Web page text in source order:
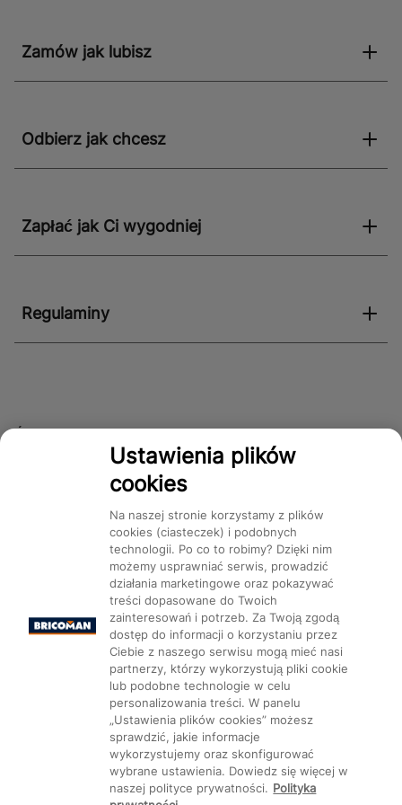
Zamów jak lubisz
Odbierz jak chcesz
Zapłać jak Ci wygodniej
Regulaminy
Śledź nas!
Mapa Strony: Kategorie Produkty Marki CMS
Ustawienia plików cookie
Ustawienia plików
cookies
Na naszej stronie korzystamy z plików
cookies (ciasteczek) i podobnych
technologii. Po co to robimy? Dzięki nim
możemy usprawniać serwis, prowadzić
działania marketingowe oraz pokazywać
treści dopasowane do Twoich
zainteresowań i potrzeb. Za Twoją zgodą
dostęp do informacji o korzystaniu przez
Ciebie z naszego serwisu mogą mieć nasi
partnerzy, którzy wykorzystują pliki cookie
lub podobne technologie w celu
personalizowania treści. W panelu
„Ustawienia plików cookies” możesz
sprawdzić, jakie informacje
wykorzystujemy oraz skonfigurować
wybrane ustawienia. Dowiedz się więcej w
naszej polityce prywatności. Polityka